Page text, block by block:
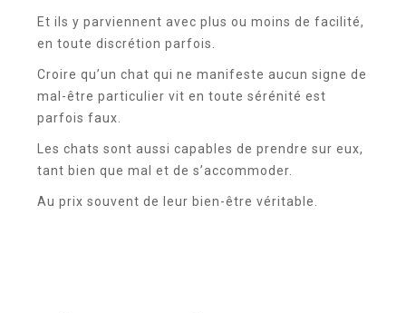
Et ils y parviennent avec plus ou moins de facilité,
en toute discrétion parfois.
Croire qu’un chat qui ne manifeste aucun signe de
mal-être particulier vit en toute sérénité est
parfois faux.
Les chats sont aussi capables de prendre sur eux,
tant bien que mal et de s’accommoder.
Au prix souvent de leur bien-être véritable.